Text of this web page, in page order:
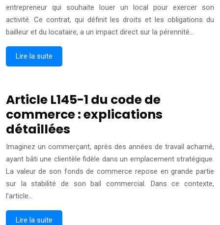
entrepreneur qui souhaite louer un local pour exercer son
activité. Ce contrat, qui définit les droits et les obligations du
bailleur et du locataire, a un impact direct sur la pérennité…
Lire la suite
Article L145-1 du code de
commerce : explications
détaillées
Imaginez un commerçant, après des années de travail acharné,
ayant bâti une clientèle fidèle dans un emplacement stratégique.
La valeur de son fonds de commerce repose en grande partie
sur la stabilité de son bail commercial. Dans ce contexte,
l’article…
Lire la suite